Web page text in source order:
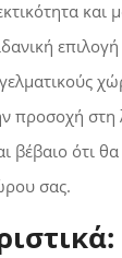
και
προσοχή στη
βέβαιο ότι
σας.